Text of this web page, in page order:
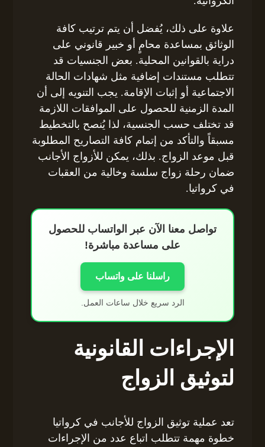
علاوة على ذلك، يُفضل أن يتم ترتيب كافة
الوثائق بمساعدة محامٍ أو خبير قانوني على
دراية بالقوانين المحلية. بعض الجنسيات قد
تتطلب مستندات إضافية مثل شهادات الحالة
الاجتماعية أو إثبات الإقامة. يجب التنويه إلى أن
المدة الزمنية للحصول على الموافقات اللازمة
قد تختلف حسب الجنسية، لذا يُنصح بالتخطيط
مسبقاً والتأكد من إتمام كافة التصاريح المطلوبة
قبل موعد الزواج. بذلك، يمكن للأزواج الأجانب
ضمان رحلة زواج سلسة وخالية من العقبات
في كرواتيا.
تواصل معنا الآن عبر الواتساب للحصول
على مساعدة مباشرة!
راسلنا على واتساب
الرد سريع خلال ساعات العمل.
الإجراءات القانونية
لتوثيق الزواج
تعد عملية توثيق الزواج للأجانب في كرواتيا
خطوة مهمة تتطلب اتباع عدد من الإجراءات